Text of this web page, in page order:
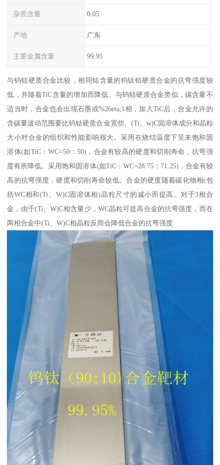
杂质含量 0.05
产地 广东
主要金属含量 99.95
与钨钴硬质合金比较，相同钴含量的钨钛钴硬质合金的抗弯强度较
低，并随着TiC含量的增加而降低。与钨钴硬质合金类似，碳含量不
适当时，合金也会出现石墨或%26eta;1相，加入TiC后，合金允许的
含碳量波动范围要比钨钴硬质合金宽些。(Ti、w)C固溶体成分和晶粒
大小对合金的组织和性能影响很大。采用在烧结温度下呈未饱和固
溶体(如TiC：WC=50：50)，合金有较高的硬度和切削寿命，抗弯强
度有所降低。采用饱和固溶体(如TiC：WC=28.75：71.25)，合金有较
高的抗弯强度，硬度和切削寿命较低。合金的硬度随着碳化物相(包
括WC相和(Ti、W)C固溶体相)晶粒尺寸的减小而提高。对于3相合
金，由于(Ti、W)C相含量少，WC晶粒可提高合金的抗弯强度，而在
两相合金中(Ti、W)C相晶粒反而会降低合金的抗弯强度